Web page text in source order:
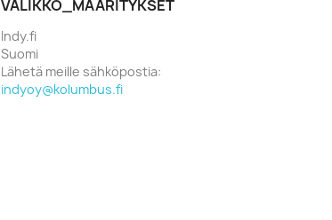
VALIKKO_MÄÄRITYKSET
Indy.fi
Suomi
Lähetä meille sähköpostia:
indyoy@kolumbus.fi